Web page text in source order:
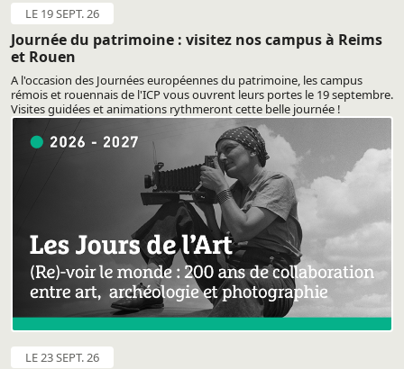
LE 19 SEPT. 26
Journée du patrimoine : visitez nos campus à Reims
et Rouen
A l'occasion des Journées européennes du patrimoine, les campus
rémois et rouennais de l'ICP vous ouvrent leurs portes le 19 septembre.
Visites guidées et animations rythmeront cette belle journée !
LE 23 SEPT. 26